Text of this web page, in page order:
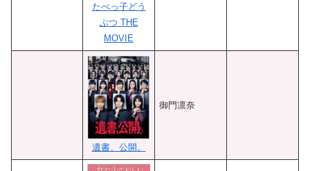
たべっ子どう
ぶつ THE
MOVIE
遺書、公開。
御門凛奈